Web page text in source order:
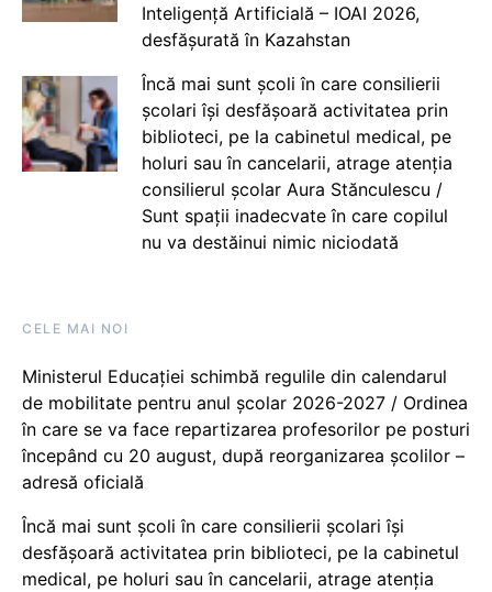
Inteligență Artificială – IOAI 2026,
desfășurată în Kazahstan
Încă mai sunt școli în care consilierii
școlari își desfășoară activitatea prin
biblioteci, pe la cabinetul medical, pe
holuri sau în cancelarii, atrage atenția
consilierul școlar Aura Stănculescu /
Sunt spații inadecvate în care copilul
nu va destăinui nimic niciodată
CELE MAI NOI
Ministerul Educației schimbă regulile din calendarul
de mobilitate pentru anul școlar 2026-2027 / Ordinea
în care se va face repartizarea profesorilor pe posturi
începând cu 20 august, după reorganizarea școlilor –
adresă oficială
Încă mai sunt școli în care consilierii școlari își
desfășoară activitatea prin biblioteci, pe la cabinetul
medical, pe holuri sau în cancelarii, atrage atenția